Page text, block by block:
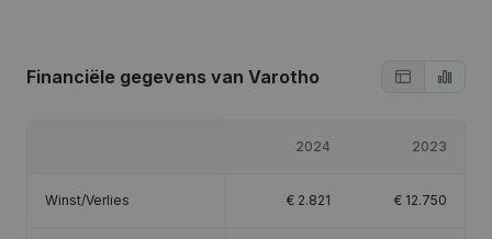
Financiële gegevens van Varotho
2024 2023
Winst/Verlies € 2.821 € 12.750